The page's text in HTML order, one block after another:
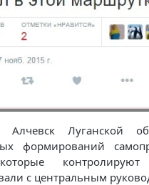
Алчевск Луганской
формирований
с центральным